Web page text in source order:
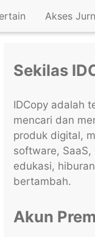
Akses
Sekilas
IDCopy adalah
mencari dan
produk digital,
software, SaaS,
edukasi,
bertambah.
Akun